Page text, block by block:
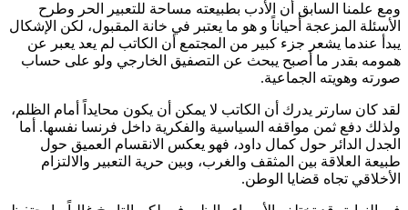
ومع علمنا السابق أن الأدب بطبيعته مساحة للتعبير الحر وطرح
الأسئلة المزعجة أحياناً و هو ما يعتبر في خانة المقبول، لكن الإشكال
يبدأ عندما يشعر جزء كبير من المجتمع أن الكاتب لم يعد يعبر عن
همومه بقدر ما أصبح يبحث عن التصفيق الخارجي ولو على حساب
صورته وهويته الجماعية.
لقد كان سارتر يدرك أن الكاتب لا يمكن أن يكون محايداً أمام الظلم،
ولذلك دفع ثمن مواقفه السياسية والفكرية داخل فرنسا نفسها. أما
الجدل الدائر حول كمال داود، فهو يعكس الانقسام العميق حول
طبيعة العلاقة بين المثقف والغرب، وبين حرية التعبير والالتزام
الأخلاقي تجاه قضايا الوطن.